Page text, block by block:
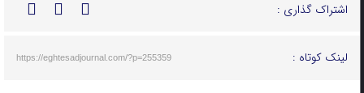
اشتراک گذاری :
لینک کوتاه : https://eghtesadjournal.com/?p=255359